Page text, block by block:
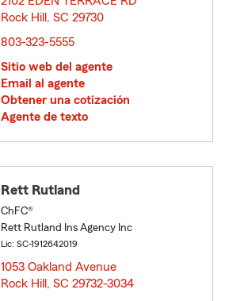
Rock Hill, SC 29730
803-323-5555
Sitio web del agente
Email al agente
Obtener una cotización
Agente de texto
Rett Rutland
ChFC®
Rett Rutland Ins Agency Inc
Lic: SC-1912642019
1053 Oakland Avenue
Rock Hill, SC 29732-3034